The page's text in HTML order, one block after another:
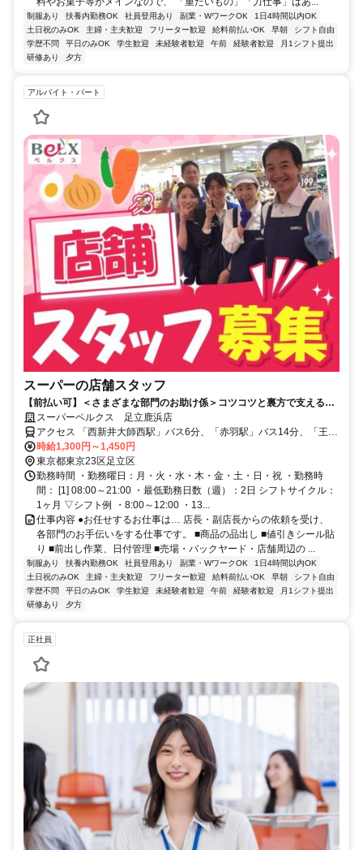
制服あり 扶養内勤務OK 社員登用あり 副業・WワークOK
1日4時間以内OK
土日祝のみOK
主婦・主夫歓迎 フリーター歓迎 給料前払いOK 早朝
シフト自由
学歴不問
平日のみOK 学生歓迎 未経験者歓迎 午前 経験者歓迎
月1シフト提出
研修あり
夕方
アルバイト・パート
スーパーの店舗スタッフ
【前払い可】＜さまざまな部門のお助け係＞コツコツと裏方で支える！
週2日＆3h～扶養内勤務もOK♪
スーパーベルクス 足立鹿浜店
アクセス 「西新井大師西駅」バス6分、「赤羽駅」バス14分、「王子
駅」バス16分 ★自転車通勤OK★自動車通勤応相談
時給1,300円～1,450円
東京都東京23区足立区
勤務時間 ・勤務曜日：月・火・水・木・金・土・日・祝 ・勤務時
間： [1] 08:00～21:00 ・最低勤務日数（週）：2日 シフトサイクル：
1ヶ月 ▽シフト例 ・8:00～12:00 ・13...
仕事内容 ●お任せするお仕事は… 店長・副店長からの依頼を受け、
各部門のお手伝いをする仕事です。 ■商品の品出し ■値引きシール貼
り ■前出し作業、日付管理 ■売場・バックヤード・店舗周辺の ...
制服あり 扶養内勤務OK 社員登用あり 副業・WワークOK
1日4時間以内OK
土日祝のみOK
主婦・主夫歓迎 フリーター歓迎 給料前払いOK 早朝
シフト自由
学歴不問
平日のみOK 学生歓迎 未経験者歓迎 午前 経験者歓迎
月1シフト提出
研修あり
夕方
正社員